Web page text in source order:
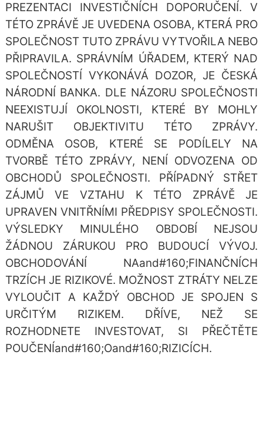
PREZENTACI INVESTIČNÍCH DOPORUČENÍ. V
TÉTO ZPRÁVĚ JE UVEDENA OSOBA, KTERÁ PRO
SPOLEČNOST TUTO ZPRÁVU VYTVOŘILA NEBO
PŘIPRAVILA. SPRÁVNÍM ÚŘADEM, KTERÝ NAD
SPOLEČNOSTÍ VYKONÁVÁ DOZOR, JE ČESKÁ
NÁRODNÍ BANKA. DLE NÁZORU SPOLEČNOSTI
NEEXISTUJÍ OKOLNOSTI, KTERÉ BY MOHLY
NARUŠIT OBJEKTIVITU TÉTO ZPRÁVY.
ODMĚNA OSOB, KTERÉ SE PODÍLELY NA
TVORBĚ TÉTO ZPRÁVY, NENÍ ODVOZENA OD
OBCHODŮ SPOLEČNOSTI. PŘÍPADNÝ STŘET
ZÁJMŮ VE VZTAHU K TÉTO ZPRÁVĚ JE
UPRAVEN VNITŘNÍMI PŘEDPISY SPOLEČNOSTI.
VÝSLEDKY MINULÉHO OBDOBÍ NEJSOU
ŽÁDNOU ZÁRUKOU PRO BUDOUCÍ VÝVOJ.
OBCHODOVÁNÍ NAand#160;FINANČNÍCH
TRZÍCH JE RIZIKOVÉ. MOŽNOST ZTRÁTY NELZE
VYLOUČIT A KAŽDÝ OBCHOD JE SPOJEN S
URČITÝM RIZIKEM. DŘÍVE, NEŽ SE
ROZHODNETE INVESTOVAT, SI PŘEČTĚTE
POUČENÍand#160;Oand#160;RIZICÍCH.